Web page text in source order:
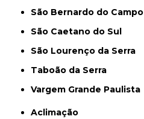
São Bernardo do Campo
São Caetano do Sul
São Lourenço da Serra
Taboão da Serra
Vargem Grande Paulista
Aclimação